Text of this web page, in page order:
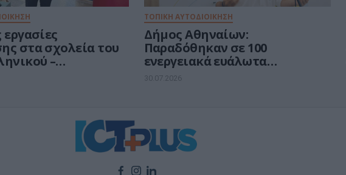
εργασίες
στα σχολεία του
–
ΤΟΠΙΚΗ ΑΥΤΟΔΙΟΙΚΗΣΗ
Δήμος Αθηναίων:
Παραδόθηκαν σε 100
ενεργειακά ευάλωτα
νοικοκυριά τα vouchers για
30.07.2026